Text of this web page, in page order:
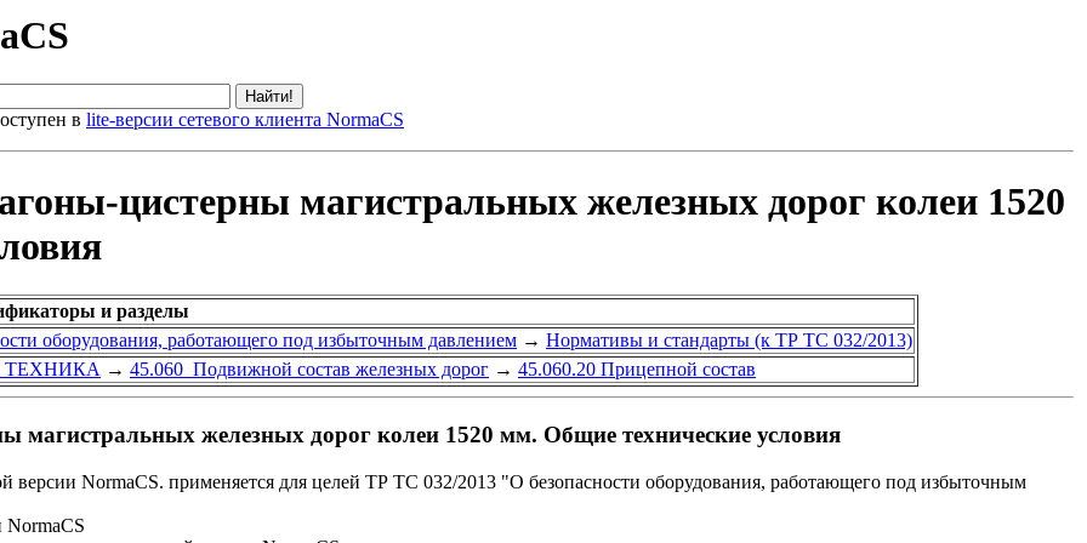
в lite-версии сетевого клиента NormaCS
цистерны магистральных железных дорог колеи 1520
и разделы
оборудования, работающего под избыточным давлением → Нормативы и стандарты (к ТР ТС 032/2013)
→ 45.060 Подвижной состав железных дорог → 45.060.20 Прицепной состав
железных дорог колеи 1520 мм. Общие технические условия
версии NormaCS. применяется для целей ТР ТС 032/2013 "О безопасности оборудования, работающего под избыточным
NormaCS